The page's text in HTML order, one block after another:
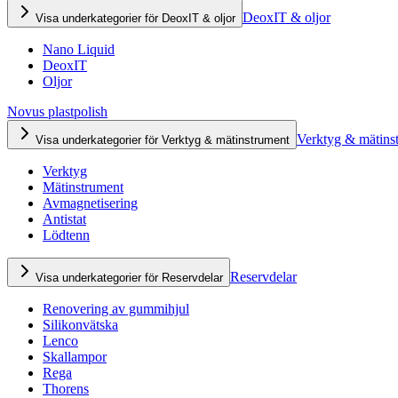
Visa underkategorier för DeoxIT & oljor DeoxIT & oljor
Nano Liquid
DeoxIT
Oljor
Novus plastpolish
Visa underkategorier för Verktyg & mätinstrument Verktyg &
Verktyg
Mätinstrument
Avmagnetisering
Antistat
Lödtenn
Visa underkategorier för Reservdelar Reservdelar
Renovering av gummihjul
Silikonvätska
Lenco
Skallampor
Rega
Thorens